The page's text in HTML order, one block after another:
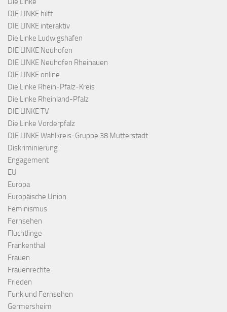
DIE LINKE hilft
DIE LINKE interaktiv
Die Linke Ludwigshafen
DIE LINKE Neuhofen
DIE LINKE Neuhofen Rheinauen
DIE LINKE online
Die Linke Rhein-Pfalz-Kreis
Die Linke Rheinland-Pfalz
DIE LINKE TV
Die Linke Vorderpfalz
DIE LINKE Wahlkreis-Gruppe 38 Mutterstadt
Diskriminierung
Engagement
EU
Europa
Europäische Union
Feminismus
Fernsehen
Flüchtlinge
Frankenthal
Frauen
Frauenrechte
Frieden
Funk und Fernsehen
Germersheim